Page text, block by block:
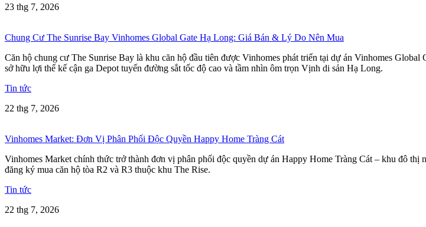
23 thg 7, 2026
Chung Cư The Sunrise Bay Vinhomes Global Gate Hạ Long: Giá Bán & Lý Do Nên Mua
Căn hộ chung cư The Sunrise Bay là khu căn hộ đầu tiên được Vinhomes phát triển tại dự án Vinhomes
sở hữu lợi thế kế cận ga Depot tuyến đường sắt tốc độ cao và tầm nhìn ôm trọn Vịnh di sản Hạ Long.
Tin tức
22 thg 7, 2026
Vinhomes Market: Đơn Vị Phân Phối Độc Quyền Happy Home Tràng Cát
Vinhomes Market chính thức trở thành đơn vị phân phối độc quyền dự án Happy Home Tràng Cát – khu đô
đăng ký mua căn hộ tòa R2 và R3 thuộc khu The Rise.
Tin tức
22 thg 7, 2026